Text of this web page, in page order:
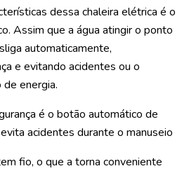
dessa chaleira elétrica é o
Assim que a água atingir o ponto
automaticamente,
e evitando acidentes ou o
energia.
é o botão automático de
acidentes durante o manuseio
fio, o que a torna conveniente